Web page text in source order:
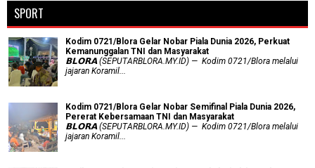
SPORT
Kodim 0721/Blora Gelar Nobar Piala Dunia 2026, Perkuat
Kemanunggalan TNI dan Masyarakat
𝗕𝗟𝗢𝗥𝗔 (SEPUTARBLORA.MY.ID) — Kodim 0721/Blora melalui
jajaran Koramil...
Kodim 0721/Blora Gelar Nobar Semifinal Piala Dunia 2026,
Pererat Kebersamaan TNI dan Masyarakat
𝗕𝗟𝗢𝗥𝗔 (SEPUTARBLORA.MY.ID) — Kodim 0721/Blora melalui
jajaran Koramil...